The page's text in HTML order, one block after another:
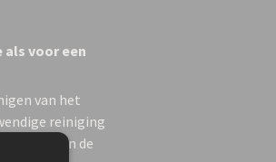
als voor een
van het
reiniging
bij aan de